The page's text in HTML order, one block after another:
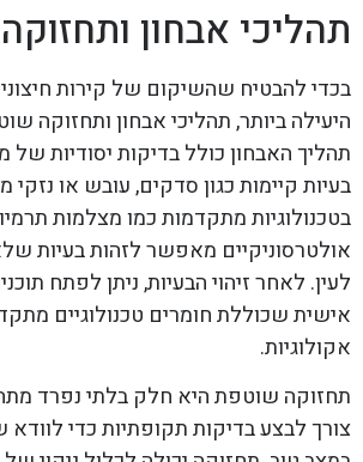
תהליכי אבחון
בכדי להבטיח שהשיקום של קירות
היעילה ביותר, תהליכי אבחון ותחזוקה
תהליך האבחון כולל בדיקות יסודיות של
בעיות קיימות כגון סדקים, עובש או נזקי
בטכנולוגיות מתקדמות כמו מצלמות
אולטרסוניקיים מאפשר לזהות בעיות
לעין. לאחר זיהוי הבעיות, ניתן לפתח
אישית שכוללת חומרים טכנולוגיים
אקולוגיות.
תחזוקה שוטפת היא חלק בלתי נפרד
צורך לבצע בדיקות תקופתיות כדי